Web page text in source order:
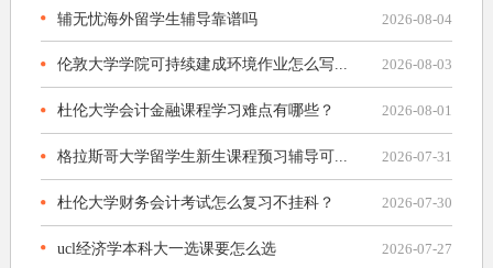
辅无忧海外留学生辅导靠谱吗 2026-08-04
伦敦大学学院可持续建成环境作业怎么写... 2026-08-03
杜伦大学会计金融课程学习难点有哪些？ 2026-08-01
格拉斯哥大学留学生新生课程预习辅导可... 2026-07-31
杜伦大学财务会计考试怎么复习不挂科？ 2026-07-30
ucl经济学本科大一选课要怎么选 2026-07-27